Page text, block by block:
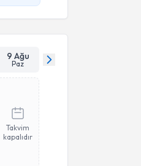
9 Ağu
Paz
Takvim
kapalıdır